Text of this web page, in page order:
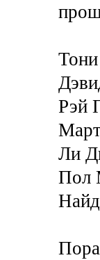
Рэй
Ли
Пол